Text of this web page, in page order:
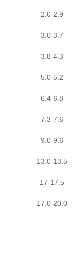
2.0-2.9
3.0-3.7
3.8-4.3
5.0-5.2
6.4-6.8
7.3-7.6
9.0-9.6
13.0-13.5
17-17.5
17.0-20.0